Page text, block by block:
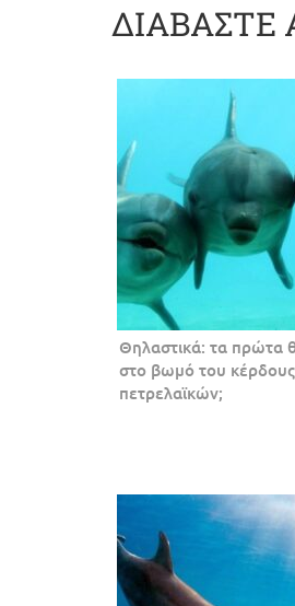
Θηλαστικά: τα πρώτα
στο βωμό του
πετρελαϊκών;